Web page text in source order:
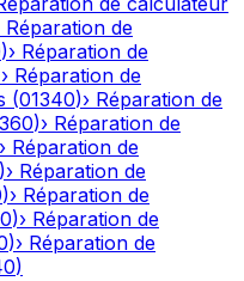
Réparation de
)› Réparation de
› Réparation de
(01340)› Réparation de
)› Réparation de
› Réparation de
)› Réparation de
)› Réparation de
)› Réparation de
)› Réparation de
)